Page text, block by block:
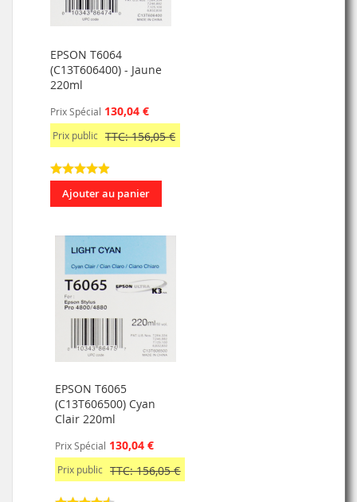
EPSON T6064
(C13T606400) - Jaune
220ml
Prix Spécial 130,04 €
Prix public TTC: 156,05 €
Ajouter au panier
EPSON T6065
(C13T606500) Cyan
Clair 220ml
Prix Spécial 130,04 €
Prix public TTC: 156,05 €